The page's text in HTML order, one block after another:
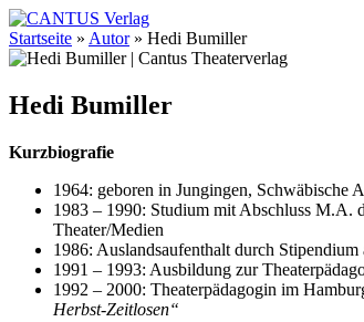
Startseite » Autor» Hedi Bumiller
Hedi Bumiller
Kurzbiografie
1964: geboren in Jungingen, Schwäbische
1983 – 1990: Studium mit Abschluss M.A.
Theater/Medien
1986: Auslandsaufenthalt durch
1991 – 1993: Ausbildung zur
1992 – 2000: Theaterpädagogin im
Herbst-Zeitlosen“